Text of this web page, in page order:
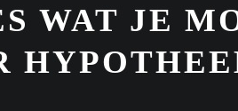
WAT JE